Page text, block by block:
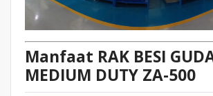
Manfaat RAK BESI
MEDIUM DUTY ZA-500